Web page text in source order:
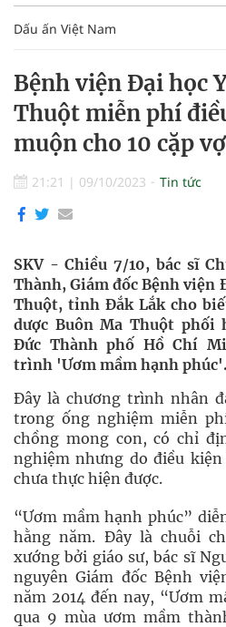
Dấu ấn Việt Nam
Bệnh viện Đại học
Thuột miễn phí
muộn cho 10 cặp
21:21 | 09/10/2023 Tin tức
SKV - Chiều 7/10, bác sĩ
Thành, Giám đốc Bệnh viện
Thuột, tỉnh Đắk Lắk cho
dược Buôn Ma Thuột phối
Đức Thành phố Hồ Chí
trình 'Ươm mầm hạnh phúc'.
Đây là chương trình nhân
trong ống nghiệm miễn
chồng mong con, có chỉ
nghiệm nhưng do điều
chưa thực hiện được.
“Ươm mầm hạnh phúc”
hằng năm. Đây là chuỗi
xướng bởi giáo sư, bác sĩ
nguyên Giám đốc Bệnh
năm 2014 đến nay, “Ươm
qua 9 mùa ươm mầm